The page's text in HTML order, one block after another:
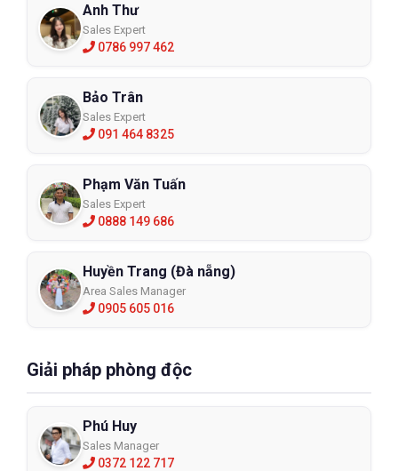
Anh Thư
Sales Expert
0786 997 462
Bảo Trân
Sales Expert
091 464 8325
Phạm Văn Tuấn
Sales Expert
0888 149 686
Huyền Trang (Đà nẵng)
Area Sales Manager
0905 605 016
Giải pháp phòng độc
Phú Huy
Sales Manager
0372 122 717